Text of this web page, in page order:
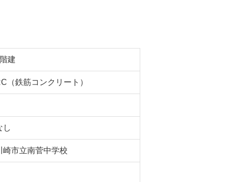
建
（鉄筋コンクリート）
し
崎市立南菅中学校